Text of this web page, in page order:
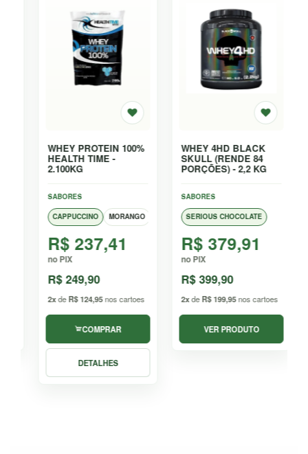
WHEY PROTEIN 100%
HEALTH TIME - 900G
SABORES
MORANGO CAPPUCCINO CHOCOTINE CHOCOLATE LEITINHO
R$ 132,91
no PIX
R$ 139,90
R$ 69,95nos cartoes
COMPRAR
DETALHES
NITRO WHEY
PROTEIN 100%
ISOLADO EHP - 900G
SABORES
BAUNILHA COCO CONFETE
R$ 189,91
no PIX
R$ 199,90R$ 279,90
R$ 99,95nos cartoes
VER PRODUTO